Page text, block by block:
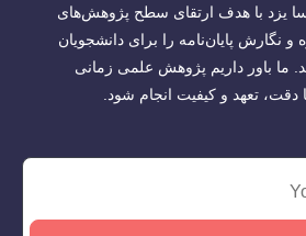
یزد با هدف ارتقای سطح پژوهش‌های
نگارش پایان‌نامه را برای دانشجویان
ما باور داریم پژوهش علمی زمانی
تعهد و کیفیت انجام شود.